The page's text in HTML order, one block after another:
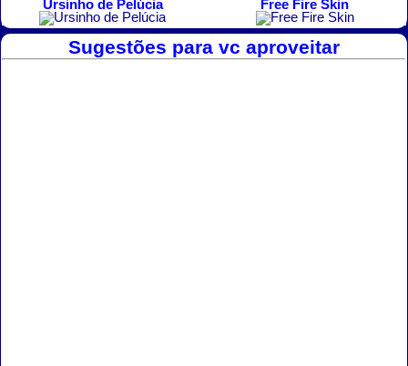
Ursinho de Pelúcia Free Fire Skin
Sugestões para vc aproveitar